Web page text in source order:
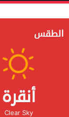
الطقس
أنقرة
Clear Sky